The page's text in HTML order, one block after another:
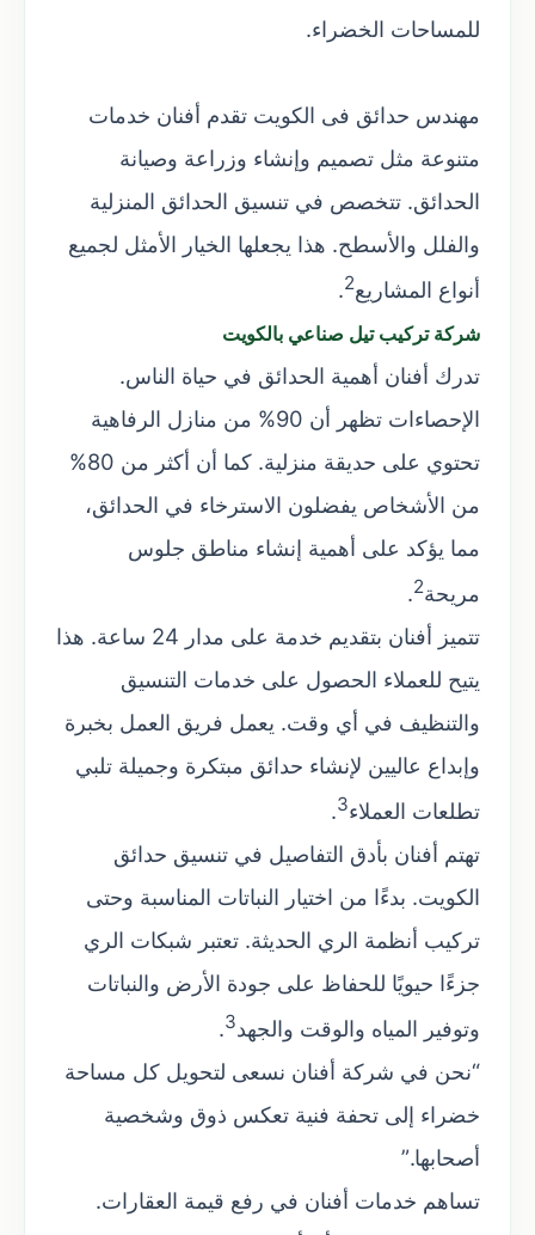
للمساحات الخضراء.
مهندس حدائق فى الكويت تقدم أفنان خدمات
متنوعة مثل تصميم وإنشاء وزراعة وصيانة
الحدائق. تتخصص في تنسيق الحدائق المنزلية
والفلل والأسطح. هذا يجعلها الخيار الأمثل لجميع
أنواع المشاريع2
.
شركة تركيب تيل صناعي بالكويت
تدرك أفنان أهمية الحدائق في حياة الناس.
الإحصاءات تظهر أن 90% من منازل الرفاهية
تحتوي على حديقة منزلية. كما أن أكثر من 80%
من الأشخاص يفضلون الاسترخاء في الحدائق،
مما يؤكد على أهمية إنشاء مناطق جلوس
مريحة2
.
تتميز أفنان بتقديم خدمة على مدار 24 ساعة. هذا
يتيح للعملاء الحصول على خدمات التنسيق
والتنظيف في أي وقت. يعمل فريق العمل بخبرة
وإبداع عاليين لإنشاء حدائق مبتكرة وجميلة تلبي
تطلعات العملاء3
.
تهتم أفنان بأدق التفاصيل في تنسيق حدائق
الكويت. بدءًا من اختيار النباتات المناسبة وحتى
تركيب أنظمة الري الحديثة. تعتبر شبكات الري
جزءًا حيويًا للحفاظ على جودة الأرض والنباتات
وتوفير المياه والوقت والجهد3
.
“نحن في شركة أفنان نسعى لتحويل كل مساحة
خضراء إلى تحفة فنية تعكس ذوق وشخصية
أصحابها.”
تساهم خدمات أفنان في رفع قيمة العقارات.